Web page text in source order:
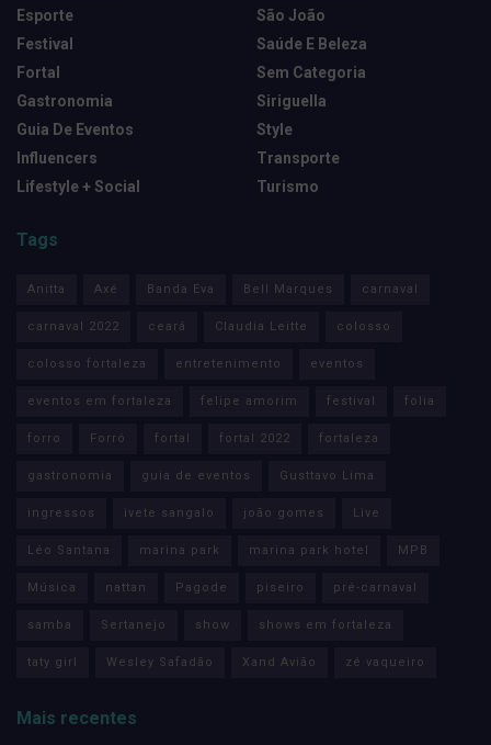
Esporte
Festival
Fortal
Gastronomia
Guia De Eventos
Influencers
Lifestyle + Social
São João
Saúde E Beleza
Sem Categoria
Siriguella
Style
Transporte
Turismo
Tags
Anitta Axé Banda Eva Bell Marques carnaval
carnaval 2022 ceará Claudia Leitte colosso
colosso fortaleza entretenimento eventos
eventos em fortaleza felipe amorim festival folia
forro Forró fortal fortal 2022 fortaleza
gastronomia guia de eventos Gusttavo Lima
ingressos ivete sangalo joão gomes Live
Léo Santana marina park marina park hotel MPB
Música nattan Pagode piseiro pré-carnaval
samba Sertanejo show shows em fortaleza
taty girl Wesley Safadão Xand Avião zé vaqueiro
Mais recentes